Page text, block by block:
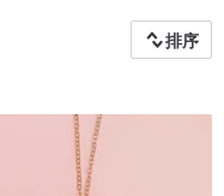
排序